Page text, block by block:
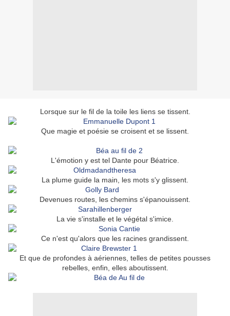
Lorsque sur le fil de la toile les liens se tissent.
Que magie et poésie se croisent et se lissent.
L'émotion y est tel Dante pour Béatrice.
La plume guide la main, les mots s'y glissent.
Devenues routes, les chemins s'épanouissent.
La vie s'installe et le végétal s'imice.
Ce n'est qu'alors que les racines grandissent.
Et que de profondes à aériennes, telles de petites pousses
rebelles, enfin, elles aboutissent.